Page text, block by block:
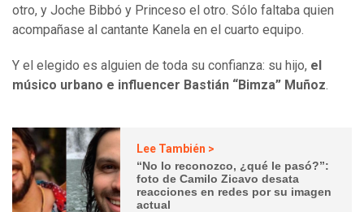
otro, y Joche Bibbó y Princeso el otro. Sólo faltaba quien
acompañase al cantante Kanela en el cuarto equipo.
Y el elegido es alguien de toda su confianza: su hijo, el
músico urbano e influencer Bastián “Bimza” Muñoz.
Lee También >
“No lo reconozco, ¿qué le pasó?”:
foto de Camilo Zicavo desata
reacciones en redes por su imagen
actual